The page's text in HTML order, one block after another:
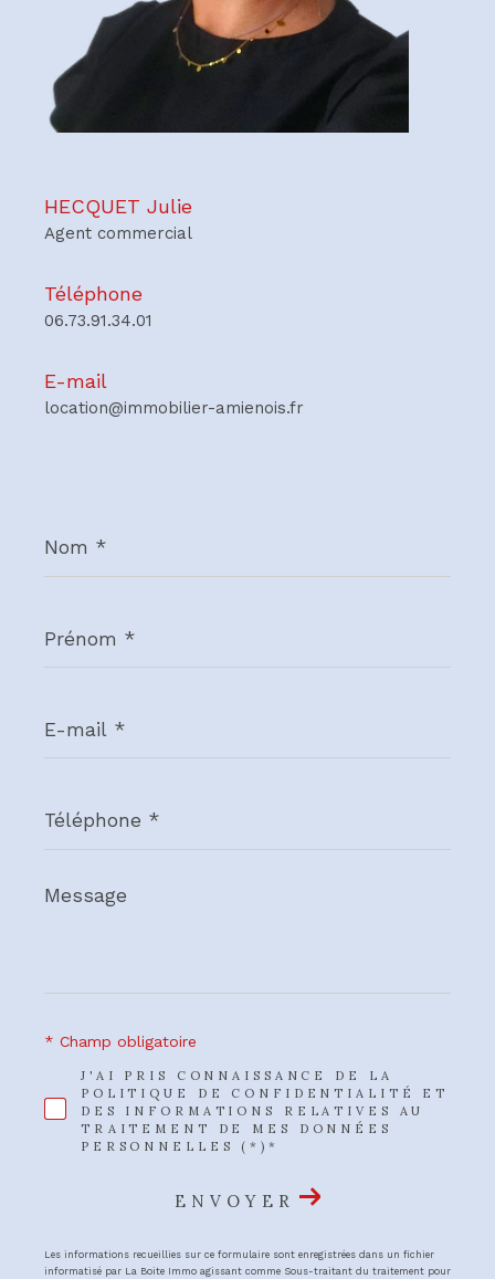
HECQUET Julie
Agent commercial
Téléphone
06.73.91.34.01
E-mail
location@immobilier-amienois.fr
*
*
mail
*
*
Message
*
J'AI PRIS CONNAISSANCE DE LA
POLITIQUE DE CONFIDENTIALITÉ ET
DES INFORMATIONS RELATIVES AU
TRAITEMENT DE MES DONNÉES
PERSONNELLES (*)*
* Champ obligatoire
ENVOYER
Les informations recueillies sur ce formulaire sont enregistrées dans un fichier
informatisé par La Boite Immo agissant comme Sous-traitant du traitement pour